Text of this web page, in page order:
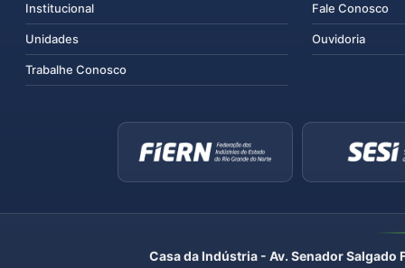
Institucional
Unidades
Trabalhe Conosco
Fale Conosco
Ouvidoria
Casa da Indústria - Av. Senador